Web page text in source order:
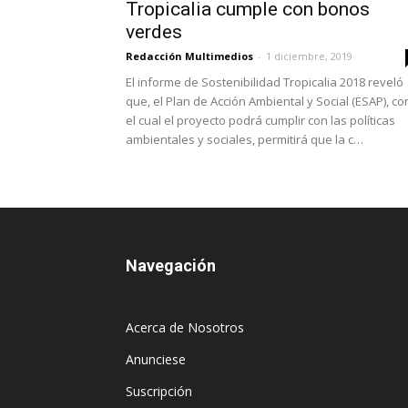
Tropicalia cumple con bonos
verdes
Redacción Multimedios - 1 diciembre, 2019
El informe de Sostenibilidad Tropicalia 2018 reveló
que, el Plan de Acción Ambiental y Social (ESAP),
el cual el proyecto podrá cumplir con las políticas
ambientales y sociales, permitirá que la c…
Navegación
Acerca de Nosotros
Anunciese
Suscripción